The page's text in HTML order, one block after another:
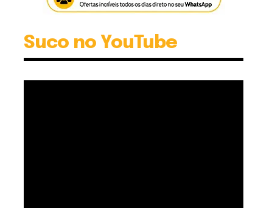
Suco no YouTube